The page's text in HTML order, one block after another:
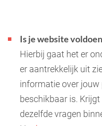
Is je website
Hierbij gaat het er
er aantrekkelijk uit
informatie over
beschikbaar is.
dezelfde vragen